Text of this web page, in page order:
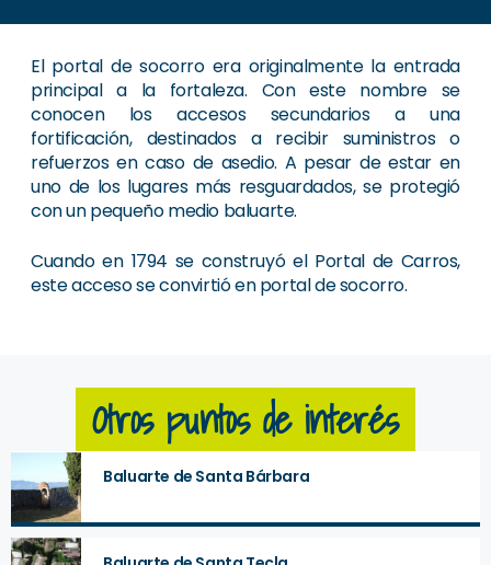
El portal de socorro era originalmente la entrada
principal a la fortaleza. Con este nombre se
conocen los accesos secundarios a una
fortificación, destinados a recibir suministros o
refuerzos en caso de asedio. A pesar de estar en
uno de los lugares más resguardados, se protegió
con un pequeño medio baluarte.
Cuando en 1794 se construyó el Portal de Carros,
este acceso se convirtió en portal de socorro.
Otros puntos de interés
Baluarte de Santa Bárbara